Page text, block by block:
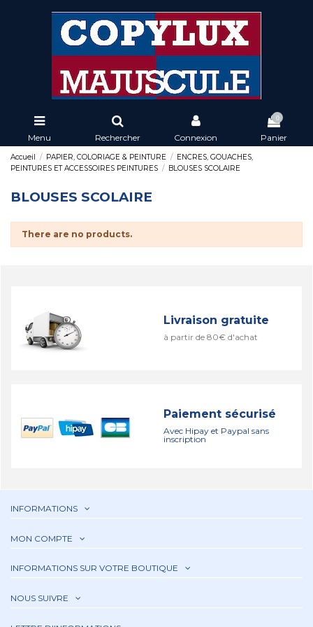
Menu Rechercher Connexion
0
Panier
Accueil PAPIER, COLORIAGE & PEINTURE
ENCRES, GOUACHES,
PEINTURES ET ACCESSOIRES PEINTURES
BLOUSES SCOLAIRE
BLOUSES SCOLAIRE
There are no products.
Livraison gratuite
à partir de 80€ d'achat
Paiement sécurisé
Avec Hipay et Paypal sans
inscription
INFORMATIONS
MON COMPTE
INFORMATIONS SUR VOTRE BOUTIQUE
NOUS SUIVRE